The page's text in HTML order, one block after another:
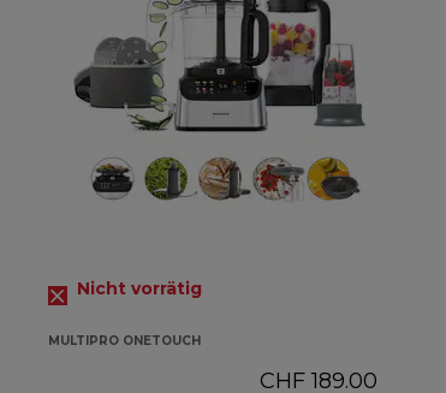
Nicht vorrätig
MULTIPRO ONETOUCH
CHF 189.00